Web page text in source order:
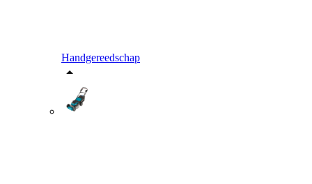
Handgereedschap